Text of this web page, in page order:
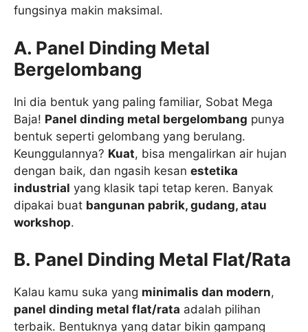
fungsinya makin maksimal.
A. Panel Dinding Metal
Bergelombang
Ini dia bentuk yang paling familiar, Sobat Mega
Baja! Panel dinding metal bergelombang punya
bentuk seperti gelombang yang berulang.
Keunggulannya? Kuat, bisa mengalirkan air hujan
dengan baik, dan ngasih kesan estetika
industrial yang klasik tapi tetap keren. Banyak
dipakai buat bangunan pabrik, gudang, atau
workshop.
B. Panel Dinding Metal Flat/Rata
Kalau kamu suka yang minimalis dan modern,
panel dinding metal flat/rata adalah pilihan
terbaik. Bentuknya yang datar bikin gampang